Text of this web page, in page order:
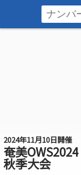
2024年11月10日開催
奄美OWS2024
秋季大会